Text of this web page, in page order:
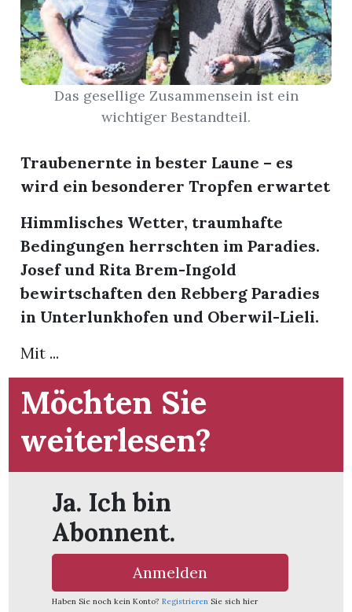
Newsletter
App
Das gesellige Zusammensein ist ein
wichtiger Bestandteil.
Traubenernte in bester Laune – es
wird ein besonderer Tropfen erwartet
Himmlisches Wetter, traumhafte
Bedingungen herrschten im Paradies.
Josef und Rita Brem-Ingold
bewirtschaften den Rebberg Paradies
in Unterlunkhofen und Oberwil-Lieli.
Mit ...
Möchten Sie
weiterlesen?
Ja. Ich bin
Abonnent.
Anmelden
Haben Sie noch kein Konto? Registrieren Sie sich hier